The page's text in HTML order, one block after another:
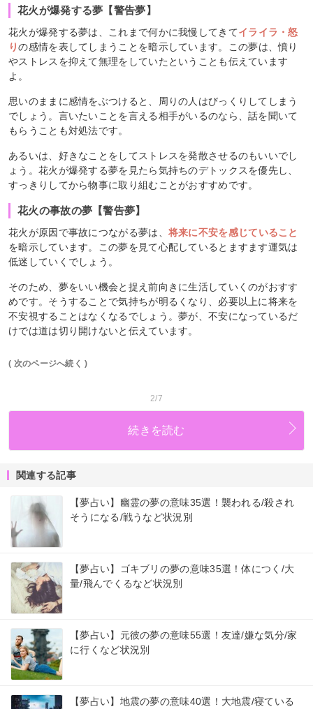
花火が爆発する夢【警告夢】
花火が爆発する夢は、これまで何かに我慢してきてイライラ・怒
りの感情を表してしまうことを暗示しています。この夢は、憤り
やストレスを抑えて無理をしていたということも伝えています
よ。
思いのままに感情をぶつけると、周りの人はびっくりしてしまう
でしょう。言いたいことを言える相手がいるのなら、話を聞いて
もらうことも対処法です。
あるいは、好きなことをしてストレスを発散させるのもいいでし
ょう。花火が爆発する夢を見たら気持ちのデトックスを優先し、
すっきりしてから物事に取り組むことがおすすめです。
花火の事故の夢【警告夢】
花火が原因で事故につながる夢は、 将来に不安を感じていること
を暗示しています。この夢を見て心配しているとますます運気は
低迷していくでしょう。
そのため、夢をいい機会と捉え前向きに生活していくのがおすす
めです。そうすることで気持ちが明るくなり、必要以上に将来を
不安視することはなくなるでしょう。夢が、不安になっているだ
けでは道は切り開けないと伝えています。
( 次のページへ続く )
2/7
続きを読む
関連する記事
【夢占い】幽霊の夢の意味35選！襲われる/殺され
そうになる/戦うなど状況別
【夢占い】ゴキブリの夢の意味35選！体につく/大
量/飛んでくるなど状況別
【夢占い】元彼の夢の意味55選！友達/嫌な気分/家
に行くなど状況別
【夢占い】地震の夢の意味40選！大地震/寝ている